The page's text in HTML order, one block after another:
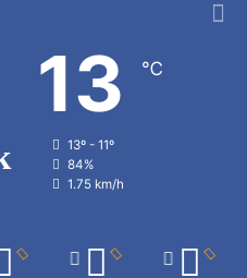
13 ℃
13º - 11º
84%
1.75 km/h